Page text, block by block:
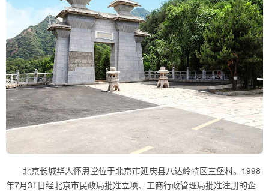
北京长城华人怀思堂位于北京市延庆县八达岭特区三堡村。1998
年7月31日经北京市民政局批准立项、工商行政管理局批准注册的企